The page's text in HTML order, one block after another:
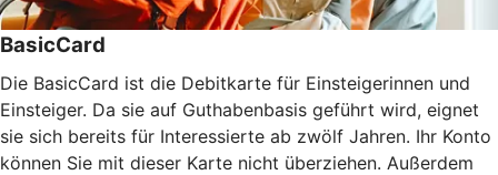
BasicCard
Die BasicCard ist die Debitkarte für Einsteigerinnen und
Einsteiger. Da sie auf Guthabenbasis geführt wird, eignet
sie sich bereits für Interessierte ab zwölf Jahren. Ihr Konto
können Sie mit dieser Karte nicht überziehen. Außerdem